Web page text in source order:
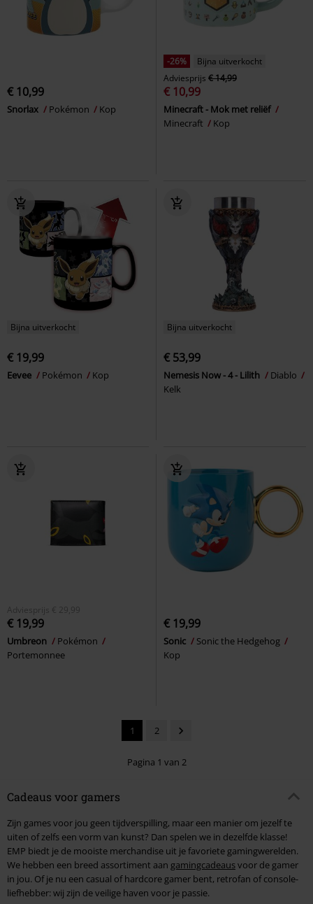
€ 10,99
Snorlax Pokémon Kop
-26%
Bijna uitverkocht
Adviesprijs € 14,99
€ 10,99
Minecraft - Mok met reliëf
Minecraft
Kop
Bijna uitverkocht
€ 19,99
Eevee Pokémon Kop
Bijna uitverkocht
€ 53,99
Nemesis Now - 4 - Lilith
Diablo
Kelk
Adviesprijs € 29,99
€ 19,99
Umbreon
Pokémon
Portemonnee
€ 19,99
Sonic
Sonic the Hedgehog
Kop
1 2
Pagina 1 van 2
Cadeaus voor gamers
Zijn games voor jou geen tijdverspilling, maar een manier om jezelf te
uiten of zelfs een vorm van kunst? Dan spelen we in dezelfde klasse!
EMP biedt je de mooiste merchandise uit je favoriete gamingwerelden.
We hebben een breed assortiment aan gamingcadeausvoor de gamer
in jou. Of je nu een casual of hardcore gamer bent, retrofan of console-
liefhebber: wij zijn de veilige haven voor je passie.